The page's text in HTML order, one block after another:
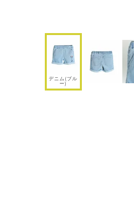
デニム(ブル
ー)